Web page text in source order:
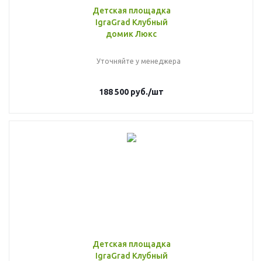
Детская площадка
IgraGrad Клубный
домик Люкс
Уточняйте у менеджера
188 500 руб./шт
Детская площадка
IgraGrad Клубный